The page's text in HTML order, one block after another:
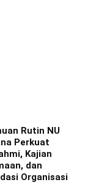
Rutin NU
Perkuat
Kajian
dan
Organisasi